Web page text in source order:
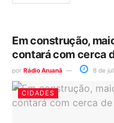
Em construção,
contará com cerca
por Rádio Aruanã 8 de
CIDADES